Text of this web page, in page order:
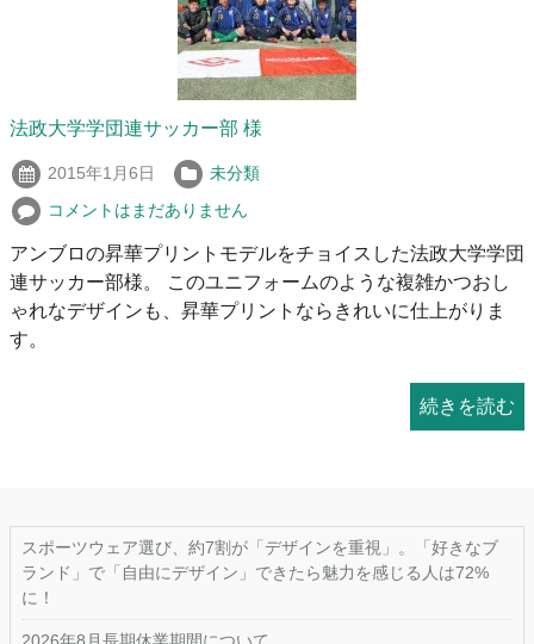
法政大学学団連サッカー部 様
2015年1月6日
未分類
コメントはまだありません
アンブロの昇華プリントモデルをチョイスした法政大学学団
連サッカー部様。 このユニフォームのような複雑かつおし
ゃれなデザインも、昇華プリントならきれいに仕上がりま
す。
続きを読む
スポーツウェア選び、約7割が「デザインを重視」。「好きなブ
ランド」で「自由にデザイン」できたら魅力を感じる人は72%
に！